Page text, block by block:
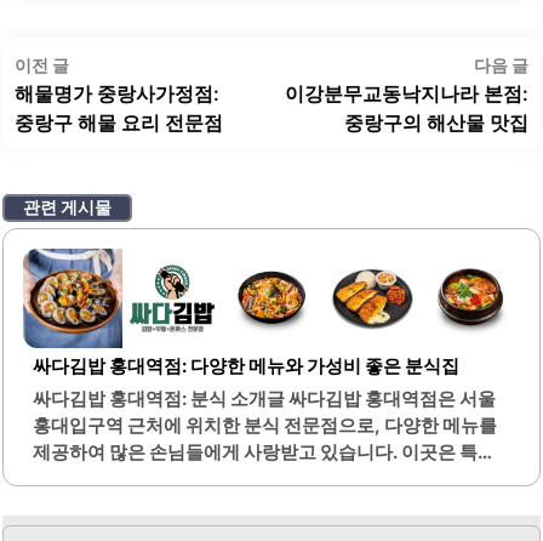
글
탐
색
이전 글이
전
글:
해물명가 중랑사가정점:
중랑구 해물 요리 전문점
다음 글
이강분무교동낙지나라 본점:
중랑구의 해산물 맛집
관련 게시물
싸다김밥 홍대역점: 다양한 메뉴와 가성비 좋은 분식집
싸다김밥 홍대역점: 분식 소개글 싸다김밥 홍대역점은 서울
홍대입구역 근처에 위치한 분식 전문점으로, 다양한 메뉴를
제공하여 많은 손님들에게 사랑받고 있습니다. 이곳은 특히
여 바쁜 일상 속에서도 간편하게 즐길 수 있습니다.또한, 이곳